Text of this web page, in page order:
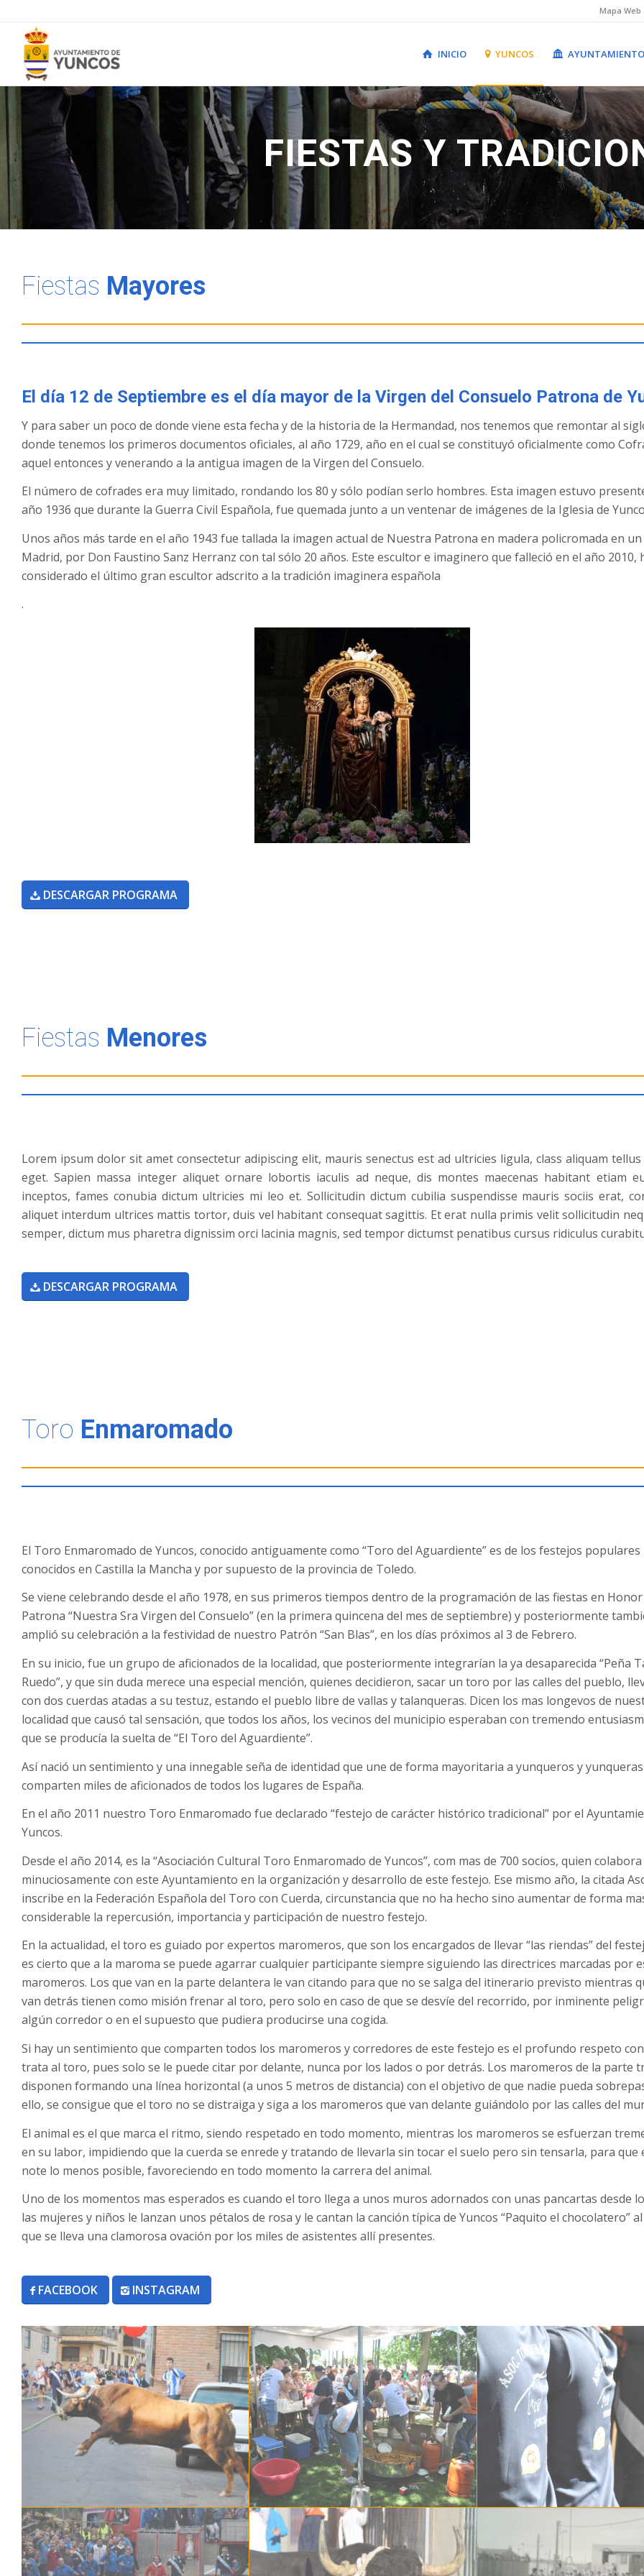
Mapa Web
INICIO YUNCOS AYUNTAMIENTO
FIESTAS Y
Fiestas Mayores
El día 12 de Septiembre es el día mayor de la Virgen del Consuelo Patrona de
Y para saber un poco de donde viene esta fecha y de la historia de la Hermandad, nos tenemos que remontar al
donde tenemos los primeros documentos oficiales, al año 1729, año en el cual se constituyó oficialmente como
aquel entonces y venerando a la antigua imagen de la Virgen del Consuelo.
El número de cofrades era muy limitado, rondando los 80 y sólo podían serlo hombres. Esta imagen estuvo
año 1936 que durante la Guerra Civil Española, fue quemada junto a un ventenar de imágenes de la Iglesia de
Unos años más tarde en el año 1943 fue tallada la imagen actual de Nuestra Patrona en madera policromada en
Madrid, por Don Faustino Sanz Herranz con tal sólo 20 años. Este escultor e imaginero que falleció en el año 2010,
considerado el último gran escultor adscrito a la tradición imaginera española
.
DESCARGAR PROGRAMA
Fiestas Menores
Lorem ipsum dolor sit amet consectetur adipiscing elit, mauris senectus est ad ultricies ligula, class aliquam
eget. Sapien massa integer aliquet ornare lobortis iaculis ad neque, dis montes maecenas habitant etiam
inceptos, fames conubia dictum ultricies mi leo et. Sollicitudin dictum cubilia suspendisse mauris sociis erat,
aliquet interdum ultrices mattis tortor, duis vel habitant consequat sagittis. Et erat nulla primis velit sollicitudin
semper, dictum mus pharetra dignissim orci lacinia magnis, sed tempor dictumst penatibus cursus ridiculus
DESCARGAR PROGRAMA
Toro Enmaromado
El Toro Enmaromado de Yuncos, conocido antiguamente como “Toro del Aguardiente” es de los festejos populares
conocidos en Castilla la Mancha y por supuesto de la provincia de Toledo.
Se viene celebrando desde el año 1978, en sus primeros tiempos dentro de la programación de las fiestas en Honor
Patrona “Nuestra Sra Virgen del Consuelo” (en la primera quincena del mes de septiembre) y posteriormente
amplió su celebración a la festividad de nuestro Patrón “San Blas”, en los días próximos al 3 de Febrero.
En su inicio, fue un grupo de aficionados de la localidad, que posteriormente integrarían la ya desaparecida “Peña
Ruedo”, y que sin duda merece una especial mención, quienes decidieron, sacar un toro por las calles del pueblo,
con dos cuerdas atadas a su testuz, estando el pueblo libre de vallas y talanqueras. Dicen los mas longevos de
localidad que causó tal sensación, que todos los años, los vecinos del municipio esperaban con tremendo
que se producía la suelta de “El Toro del Aguardiente”.
Así nació un sentimiento y una innegable seña de identidad que une de forma mayoritaria a yunqueros y
comparten miles de aficionados de todos los lugares de España.
En el año 2011 nuestro Toro Enmaromado fue declarado “festejo de carácter histórico tradicional” por el
Yuncos.
Desde el año 2014, es la “Asociación Cultural Toro Enmaromado de Yuncos”, com mas de 700 socios, quien
minuciosamente con este Ayuntamiento en la organización y desarrollo de este festejo. Ese mismo año, la citada
inscribe en la Federación Española del Toro con Cuerda, circunstancia que no ha hecho sino aumentar de forma
considerable la repercusión, importancia y participación de nuestro festejo.
En la actualidad, el toro es guiado por expertos maromeros, que son los encargados de llevar “las riendas” del
es cierto que a la maroma se puede agarrar cualquier participante siempre siguiendo las directrices marcadas por
maromeros. Los que van en la parte delantera le van citando para que no se salga del itinerario previsto mientras
van detrás tienen como misión frenar al toro, pero solo en caso de que se desvíe del recorrido, por inminente
algún corredor o en el supuesto que pudiera producirse una cogida.
Si hay un sentimiento que comparten todos los maromeros y corredores de este festejo es el profundo respeto
trata al toro, pues solo se le puede citar por delante, nunca por los lados o por detrás. Los maromeros de la parte
disponen formando una línea horizontal (a unos 5 metros de distancia) con el objetivo de que nadie pueda
ello, se consigue que el toro no se distraiga y siga a los maromeros que van delante guiándolo por las calles del
El animal es el que marca el ritmo, siendo respetado en todo momento, mientras los maromeros se esfuerzan
en su labor, impidiendo que la cuerda se enrede y tratando de llevarla sin tocar el suelo pero sin tensarla, para que
note lo menos posible, favoreciendo en todo momento la carrera del animal.
Uno de los momentos mas esperados es cuando el toro llega a unos muros adornados con unas pancartas desde
las mujeres y niños le lanzan unos pétalos de rosa y le cantan la canción típica de Yuncos “Paquito el chocolatero”
que se lleva una clamorosa ovación por los miles de asistentes allí presentes.
FACEBOOK INSTAGRAM